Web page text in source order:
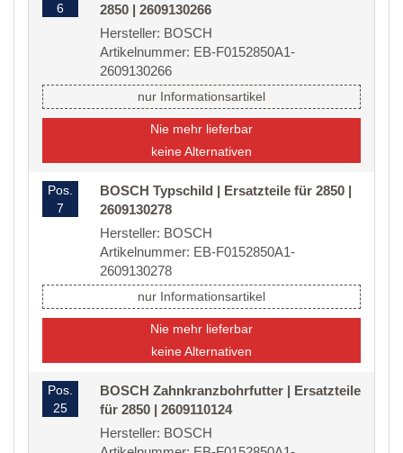
6
2850 | 2609130266
Hersteller: BOSCH
Artikelnummer: EB-F0152850A1-
2609130266
nur Informationsartikel
Nie mehr lieferbar
keine Alternativen
Pos.
7
BOSCH Typschild | Ersatzteile für 2850 |
2609130278
Hersteller: BOSCH
Artikelnummer: EB-F0152850A1-
2609130278
nur Informationsartikel
Nie mehr lieferbar
keine Alternativen
Pos.
25
BOSCH Zahnkranzbohrfutter | Ersatzteile
für 2850 | 2609110124
Hersteller: BOSCH